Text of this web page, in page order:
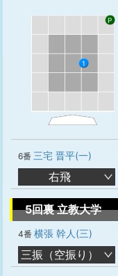
P
1
6番 三宅 晋平(一)
右飛
5回裏 立教大学
4番 横張 幹人(三)
三振（空振り）